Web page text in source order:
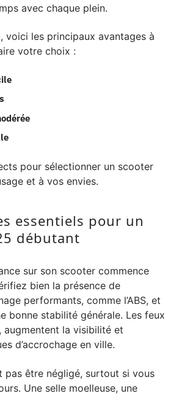
avec chaque plein.
voici les principaux avantages à
votre choix :
pour sélectionner un scooter
et à vos envies.
essentiels pour un
débutant
sur son scooter commence
bien la présence de
performants, comme l’ABS, et
bonne stabilité générale. Les feux
augmentent la visibilité et
d’accrochage en ville.
pas être négligé, surtout si vous
Une selle moelleuse, une